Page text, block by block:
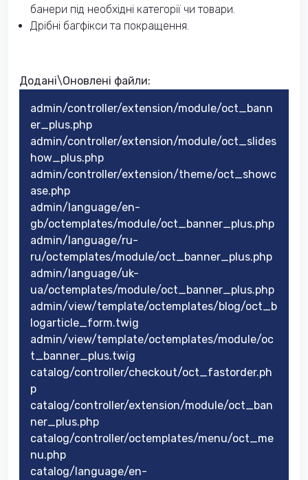
банери під необхідні категорії чи товари.
Дрібні багфікси та покращення.
Додані\Оновлені файли:
admin/controller/extension/module/oct_bann
er_plus.php
admin/controller/extension/module/oct_slides
how_plus.php
admin/controller/extension/theme/oct_showc
ase.php
admin/language/en-
gb/octemplates/module/oct_banner_plus.php
admin/language/ru-
ru/octemplates/module/oct_banner_plus.php
admin/language/uk-
ua/octemplates/module/oct_banner_plus.php
admin/view/template/octemplates/blog/oct_b
logarticle_form.twig
admin/view/template/octemplates/module/oc
t_banner_plus.twig
catalog/controller/checkout/oct_fastorder.ph
p
catalog/controller/extension/module/oct_ban
ner_plus.php
catalog/controller/octemplates/menu/oct_me
nu.php
catalog/language/en-